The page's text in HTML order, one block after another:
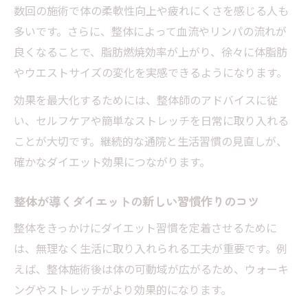
いて
美しい姿勢が整体ダイエットに与える影響
整体施術で姿勢改善しやすいポイントを解
ダイエット成功者の整体姿勢改善の体験談
肩こりや冷えも同時にケアする整体式ダイエッ
ト
整体ダイエットで肩こり冷えを同時に改善
する方法
つ理由
整体式ダイエットの効果実感と口コミ情報
肩こりや冷えを整体でケアする頻度とポイ
数回の施術で体の柔軟性向上や疲れにくさを感じる人も
多いです。さらに、整体によって血流やリンパの流れが
良くなることで、脂肪燃焼効率が上がり、徐々に体脂肪
やウエストサイズの変化を実感できるようになります。
効果を最大化するためには、整体師のアドバイスに従
い、セルフケアや簡単なストレッチを日常に取り入れる
ことが大切です。継続的な通院と生活習慣の見直しが、
確かなダイエット効果につながります。
整体が導くダイエットの新しい習慣作りのコツ
整体をきっかけにダイエット習慣を定着させるために
は、無理なく生活に取り入れられる工夫が重要です。例
えば、整体施術後は体の可動域が広がるため、ウォーキ
ングやストレッチがより効果的になります。